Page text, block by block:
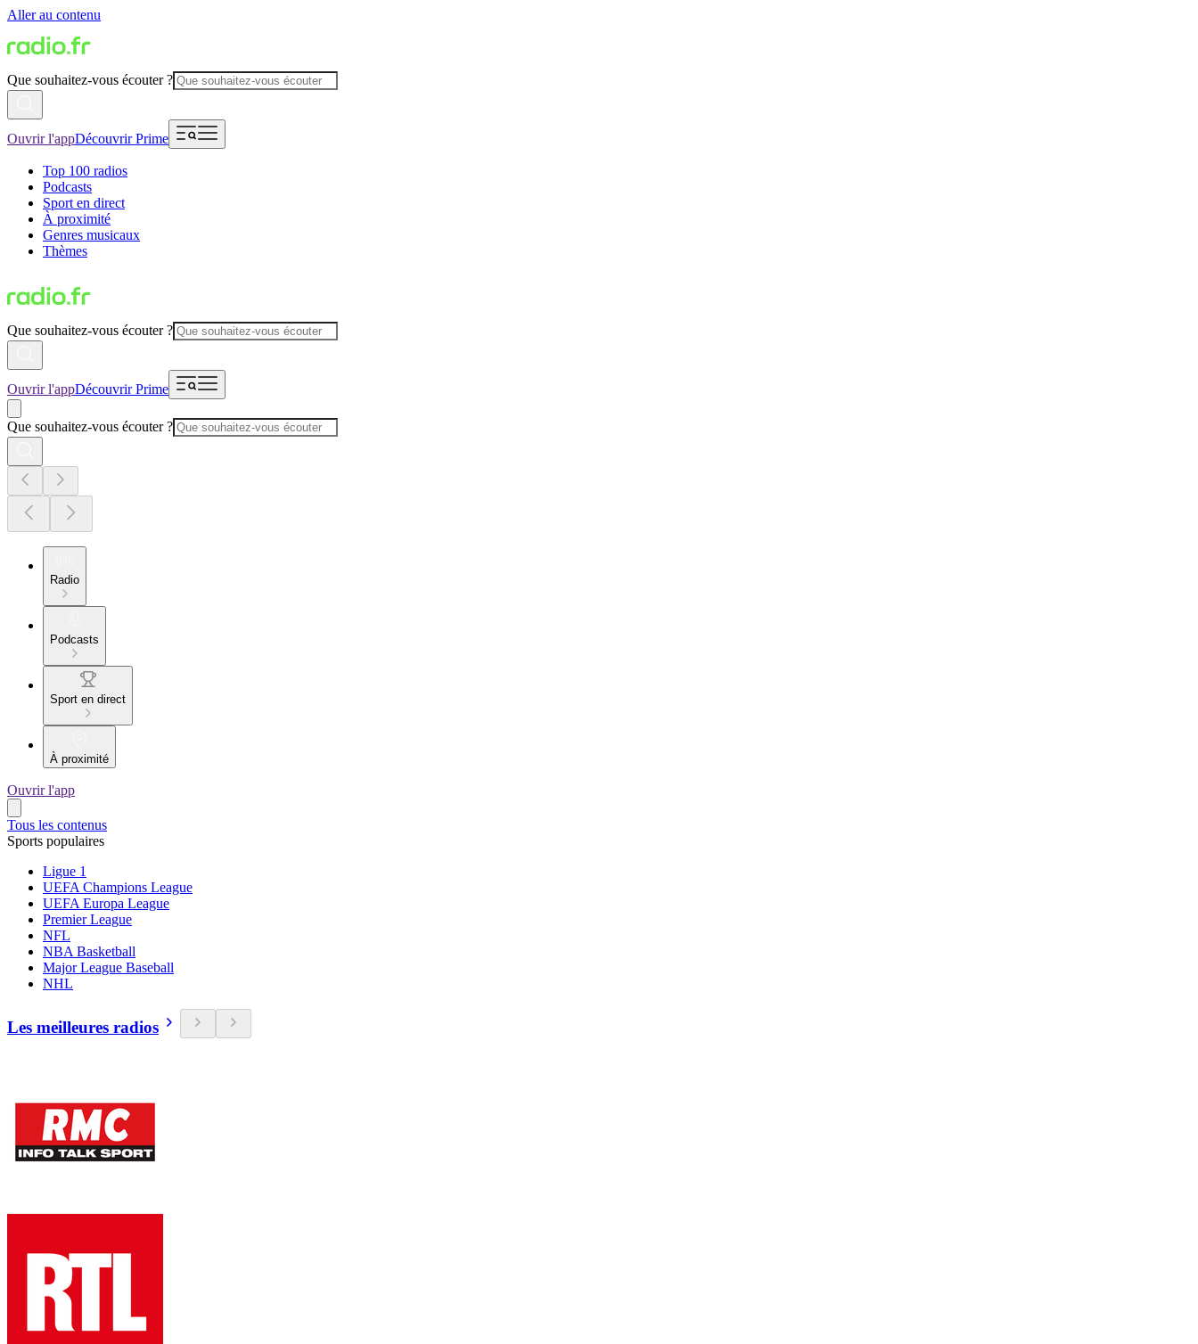
Aller au contenu
Que souhaitez-vous écouter ?
Ouvrir l'appDécouvrir Prime
Top 100 radios
Podcasts
Sport en direct
À proximité
Genres musicaux
Thèmes
Que souhaitez-vous écouter ?
Ouvrir l'appDécouvrir Prime
Que souhaitez-vous écouter ?
Radio
Podcasts
Sport en direct
À proximité
Ouvrir l'app
Tous les contenus
Sports populaires
Ligue 1
UEFA Champions League
UEFA Europa League
Premier League
NFL
NBA Basketball
Major League Baseball
NHL
Les meilleures radios